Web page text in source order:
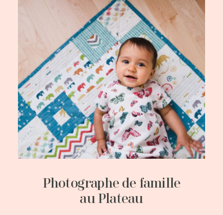
Photographe de famille
au Plateau